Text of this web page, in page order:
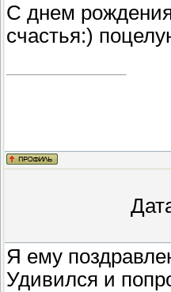
С днем
счастья:)
Я ему
Удивился и